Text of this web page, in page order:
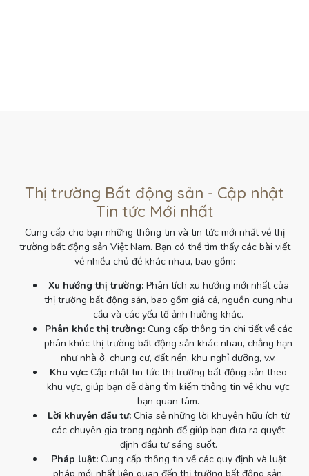
Thị trường Bất động sản - Cập nhật
Tin tức Mới nhất
Cung cấp cho bạn những thông tin và tin tức mới nhất về thị
trường bất động sản Việt Nam. Bạn có thể tìm thấy các bài viết
về nhiều chủ đề khác nhau, bao gồm:
Xu hướng thị trường:Phân tích xu hướng mới nhất của
thị trường bất động sản, bao gồm giá cả, nguồn cung,nhu
cầu và các yếu tố ảnh hưởng khác.
Phân khúc thị trường:Cung cấp thông tin chi tiết về các
phân khúc thị trường bất động sản khác nhau, chẳng hạn
như nhà ở, chung cư, đất nền, khu nghỉ dưỡng, v.v.
Khu vực: Cập nhật tin tức thị trường bất động sản theo
khu vực, giúp bạn dễ dàng tìm kiếm thông tin về khu vực
bạn quan tâm.
Lời khuyên đầu tư:Chia sẻ những lời khuyên hữu ích từ
các chuyên gia trong ngành để giúp bạn đưa ra quyết
định đầu tư sáng suốt.
Pháp luật:Cung cấp thông tin về các quy định và luật